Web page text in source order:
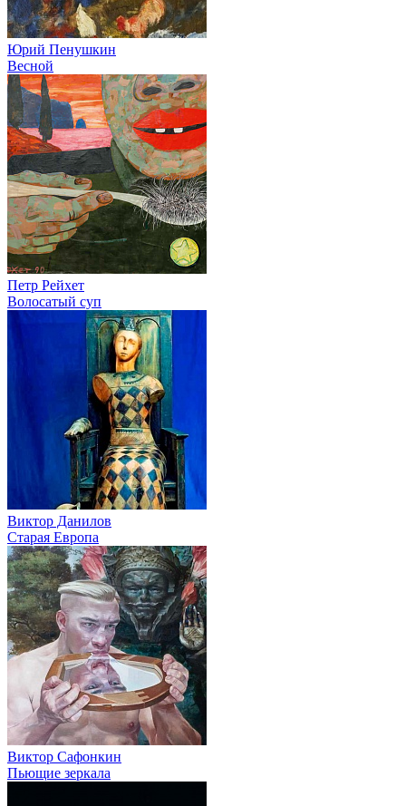
Юрий Пенушкин
Весной
Петр Рейхет
Волосатый суп
Виктор Данилов
Старая Европа
Виктор Сафонкин
Пьющие зеркала